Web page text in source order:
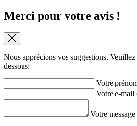
Merci pour votre avis !
Nous apprécions vos suggestions.
dessous:
Votre
Votre e-mail
Votre message